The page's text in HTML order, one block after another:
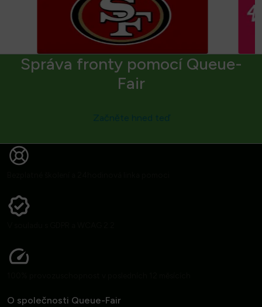
Správa fronty pomocí Queue-
Fair
O společnosti Queue-Fair